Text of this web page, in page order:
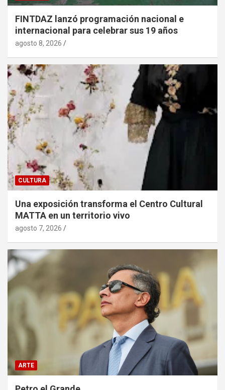
FINTDAZ lanzó programación nacional e
internacional para celebrar sus 19 años
agosto 8, 2026
CULTURA
Una exposición transforma el Centro Cultural
MATTA en un territorio vivo
agosto 7, 2026
ARTE